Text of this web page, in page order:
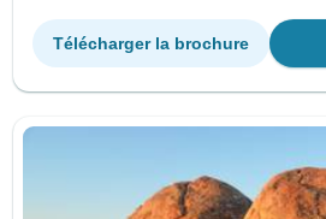
Télécharger la brochure